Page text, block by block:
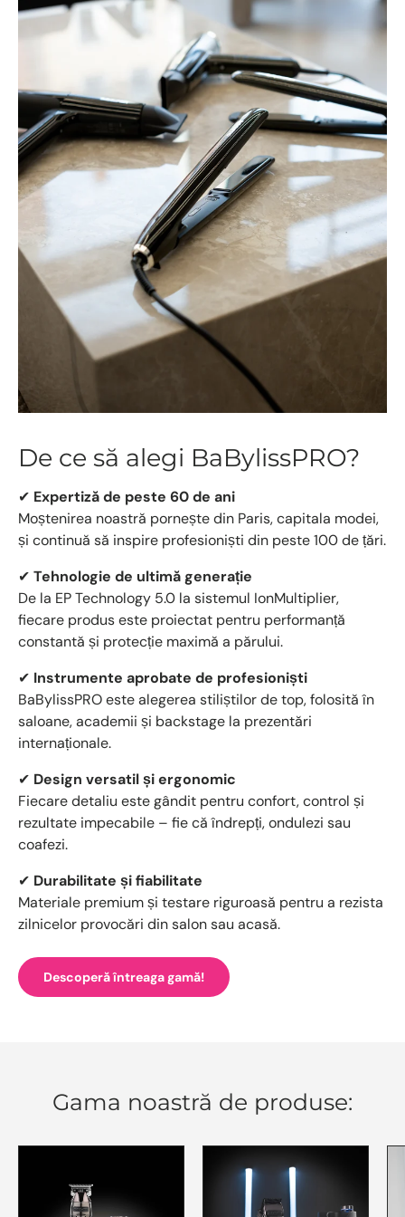
De ce să alegi BaBylissPRO?
✔ Expertiză de peste 60 de ani
Moștenirea noastră pornește din Paris, capitala modei,
și continuă să inspire profesioniști din peste 100 de țări.
✔ Tehnologie de ultimă generație
De la EP Technology 5.0 la sistemul IonMultiplier,
fiecare produs este proiectat pentru performanță
constantă și protecție maximă a părului.
✔ Instrumente aprobate de profesioniști
BaBylissPRO este alegerea stiliștilor de top, folosită în
saloane, academii și backstage la prezentări
internaționale.
✔ Design versatil și ergonomic
Fiecare detaliu este gândit pentru confort, control și
rezultate impecabile – fie că îndrepți, ondulezi sau
coafezi.
✔ Durabilitate și fiabilitate
Materiale premium și testare riguroasă pentru a rezista
zilnicelor provocări din salon sau acasă.
Descoperă întreaga gamă!
Gama noastră de produse: